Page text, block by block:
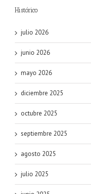
Histórico
julio 2026
junio 2026
mayo 2026
diciembre 2025
octubre 2025
septiembre 2025
agosto 2025
julio 2025